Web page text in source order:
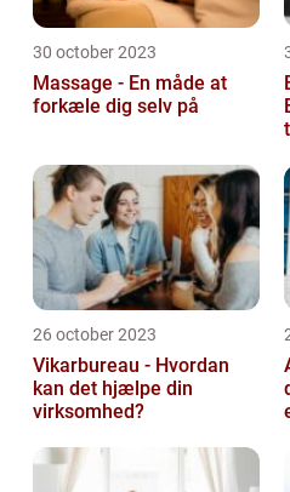
30 october 2023
Massage - En måde at
forkæle dig selv på
26 october 2023
Vikarbureau - Hvordan
kan det hjælpe din
virksomhed?